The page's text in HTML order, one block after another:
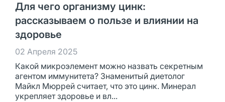
Для чего организму цинк:
рассказываем о пользе и влиянии на
здоровье
02 Апреля 2025
Какой микроэлемент можно назвать секретным
агентом иммунитета? Знаменитый диетолог
Майкл Мюррей считает, что это цинк. Минерал
укрепляет здоровье и вл...